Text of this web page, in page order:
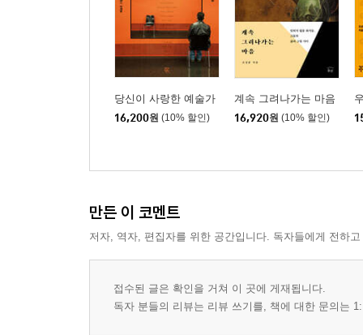
340 수수께끼를 그린 화가 르네 마그리트
352 인간을 고발한 좀비 아버지 조지 로메로
362 걷고, 걷고, 또 걷는 인간들 알베르토 자코메티
374 무엇이 인간을 움직이는가 피나 바우슈
당신이 사랑한 예술가
16,200원 (10% 할인)
계속 그려나가는 마음
16,920원 (10% 할인)
만든 이 코멘트
저자, 역자, 편집자를 위한 공간입니다. 독자들에게 전하
접수된 글은 확인을 거쳐 이 곳에 게재됩니다.
독자 분들의 리뷰는 리뷰 쓰기를, 책에 대한 문의는